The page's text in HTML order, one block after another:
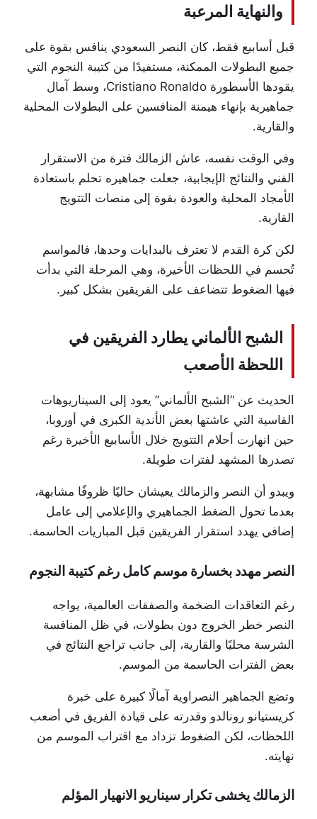
والنهاية المرعبة
قبل أسابيع فقط، كان النصر السعودي ينافس بقوة على
جميع البطولات الممكنة، مستفيدًا من كتيبة النجوم التي
يقودها الأسطورة Cristiano Ronaldo، وسط آمال
جماهيرية بإنهاء هيمنة المنافسين على البطولات المحلية
والقارية.
وفي الوقت نفسه، عاش الزمالك فترة من الاستقرار
الفني والنتائج الإيجابية، جعلت جماهيره تحلم باستعادة
الأمجاد المحلية والعودة بقوة إلى منصات التتويج
القارية.
لكن كرة القدم لا تعترف بالبدايات وحدها، فالمواسم
تُحسم في اللحظات الأخيرة، وهي المرحلة التي بدأت
فيها الضغوط تتضاعف على الفريقين بشكل كبير.
الشبح الألماني يطارد الفريقين في
اللحظة الأصعب
الحديث عن “الشبح الألماني” يعود إلى السيناريوهات
القاسية التي عاشتها بعض الأندية الكبرى في أوروبا،
حين انهارت أحلام التتويج خلال الأسابيع الأخيرة رغم
تصدرها المشهد لفترات طويلة.
ويبدو أن النصر والزمالك يعيشان حاليًا ظروفًا مشابهة،
بعدما تحول الضغط الجماهيري والإعلامي إلى عامل
إضافي يهدد استقرار الفريقين قبل المباريات الحاسمة.
النصر مهدد بخسارة موسم كامل رغم كتيبة النجوم
رغم التعاقدات الضخمة والصفقات العالمية، يواجه
النصر خطر الخروج دون بطولات، في ظل المنافسة
الشرسة محليًا والقارية، إلى جانب تراجع النتائج في
بعض الفترات الحاسمة من الموسم.
وتضع الجماهير النصراوية آمالًا كبيرة على خبرة
كريستيانو رونالدو وقدرته على قيادة الفريق في أصعب
اللحظات، لكن الضغوط تزداد مع اقتراب الموسم من
نهايته.
الزمالك يخشى تكرار سيناريو الانهيار المؤلم